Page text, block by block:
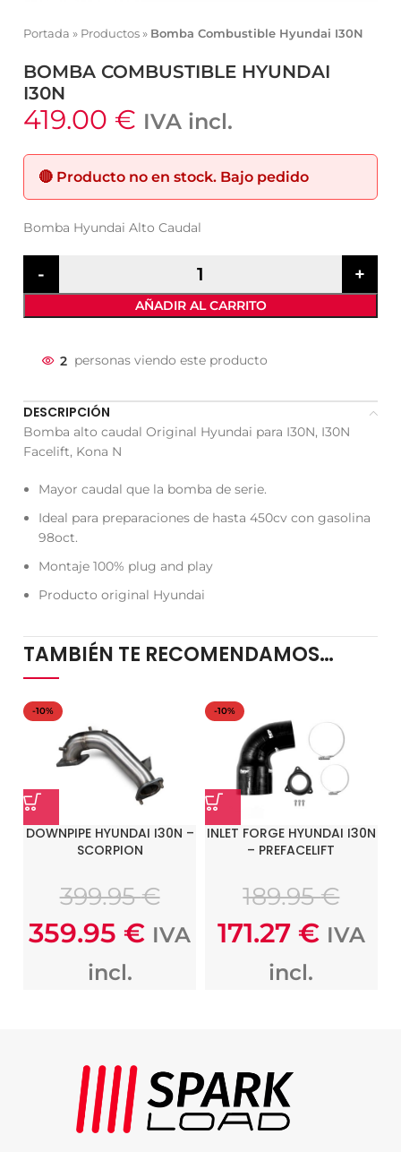
Portada » Productos » Bomba Combustible Hyundai I30N
BOMBA COMBUSTIBLE HYUNDAI
I30N
419.00€ IVA incl.
🔴 Producto no en stock. Bajo pedido
Bomba Hyundai Alto Caudal
AÑADIR AL CARRITO
2 personas viendo este producto
DESCRIPCIÓN
Bomba alto caudal Original Hyundai para I30N, I30N
Facelift, Kona N
Mayor caudal que la bomba de serie.
Ideal para preparaciones de hasta 450cv con gasolina
98oct.
Montaje 100% plug and play
Producto original Hyundai
TAMBIÉN TE RECOMENDAMOS…
-10%
DOWNPIPE HYUNDAI I30N –
SCORPION
399.95€
359.95€ IVA
incl.
-10%
INLET FORGE HYUNDAI I30N
– PREFACELIFT
189.95€
171.27 € IVA
incl.